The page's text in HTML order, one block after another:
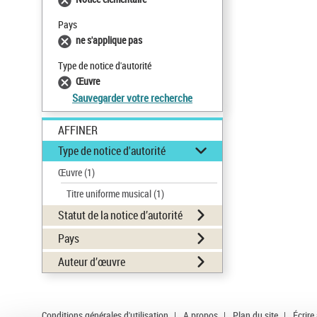
Pays
ne s'applique pas
Type de notice d'autorité
Œuvre
Sauvegarder votre recherche
AFFINER
Type de notice d'autorité
Œuvre(1)
Titre uniforme musical(1)
Statut de la notice d’autorité
Pays
Auteur d’œuvre